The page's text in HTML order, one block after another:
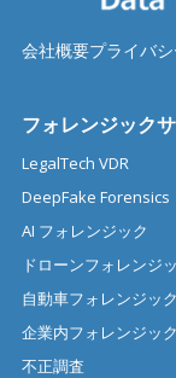
会社概要プライバ
フォレンジック
LegalTech VDR
DeepFake Forensics
AI フォレンジック
ドローンフォレンジ
自動車フォレンジック
企業内フォレンジック
不正調査